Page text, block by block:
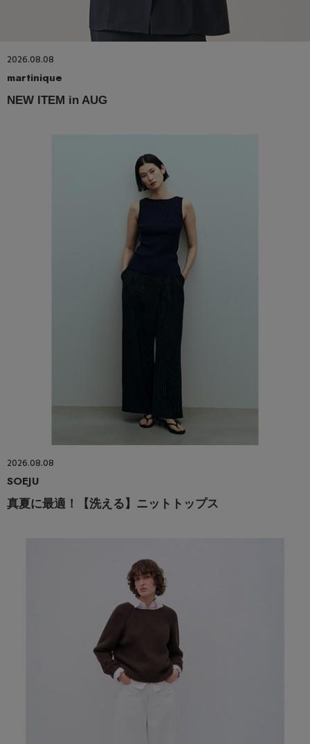
2026.08.08
martinique
NEW ITEM in AUG
2026.08.08
SOEJU
真夏に最適！【洗える】ニットトップス